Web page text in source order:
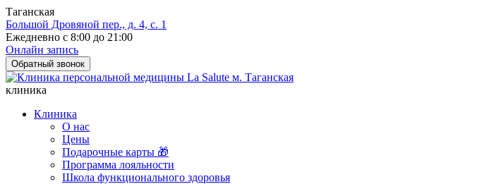
Таганская
Большой Дровяной пер., д. 4, с. 1
Ежедневно с 8:00 до 21:00
Онлайн запись
Обратный звонок
клиника
Клиника
О нас
Цены
Подарочные карты 🎁
Программа лояльности
Школа функционального здоровья